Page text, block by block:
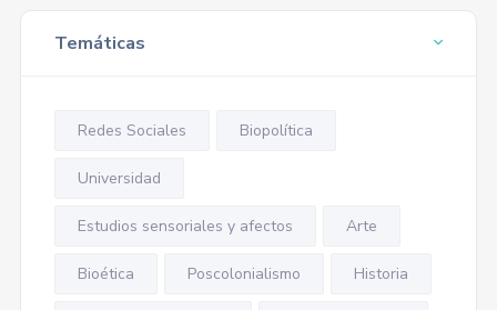
Temáticas
Redes Sociales Biopolítica
Universidad
Estudios sensoriales y afectos Arte
Bioética Poscolonialismo Historia